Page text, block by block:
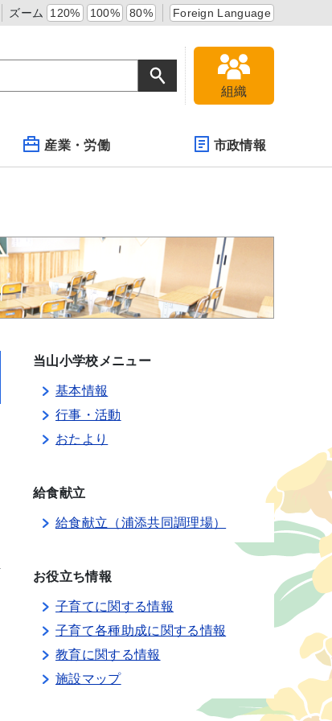
ズーム 120% 100% 80% Foreign Language
組織
産業・労働 市政情報
当山小学校メニュー
基本情報
行事・活動
おたより
給食献立
給食献立（浦添共同調理場）
お役立ち情報
子育てに関する情報
子育て各種助成に関する情報
教育に関する情報
施設マップ